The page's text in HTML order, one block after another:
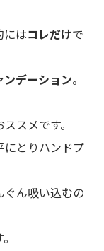
にはコレだけで
ンデーション。
スメです。
にとりハンドプ
ぐん吸い込むの